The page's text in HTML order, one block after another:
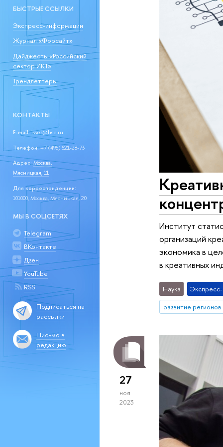
БЫСТРЫЕ ССЫЛКИ
Экспресс-информации
Журнал «Форсайт»
Дайджесты «Российский
сектор ИКТ»
Трендлеттеры
КОНТАКТЫ
E-mail:issek@hse.ru
Телефон:+7 (495) 621-28-73
Адрес: Москва,
Мясницкая, 11
Для корреспонденции:
101000, Москва, Мясницкая, 20
МЫ В СОЦСЕТЯХ
Telegram
ВКонтакте
Дзен
YouTube
RSS
Подписаться на
рассылки
Письмо в
редакцию
Институт
организаций
экономика в
в креативных
Наука
развитие регионов
27
ноя
2023